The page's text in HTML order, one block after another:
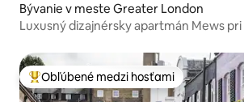
Bývanie v meste Greater London
Luxusný dizajnérsky apartmán Mews
Najobľúbenejšie medzi hosťami
Obľúbené medzi hosťami